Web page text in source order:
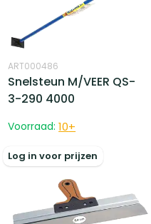
ART000486
Snelsteun M/VEER QS-
3-290 4000
Voorraad: 10+
Log in voor prijzen